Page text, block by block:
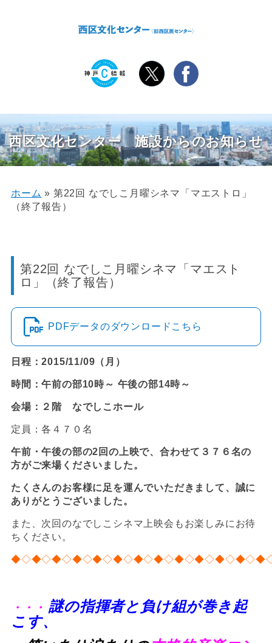
西区文化センター 施設からのお知らせ
ホーム » 第22回 なでしこ月曜シネマ「マエストロ」
（終了報告）
第22回 なでしこ月曜シネマ「マエスト
ロ」（終了報告）
PDFデータのダウンロードこちら
日程：2015/11/09（月）
時間：午前の部10時～ 午後の部14時～
会場：２階 なでしこホール
定員：各４７０名
午前・午後の部の2回の上映で、合わせて３７６名の
方がご来場くださいました。
たくさんのお客様に足を運んでいただきまして、誠に
ありがとうございました。
また、次回のなでしこシネマ上映会もお楽しみにお待
ちください。
・・・ 謎の指揮者と負け組が巻き起
こす、